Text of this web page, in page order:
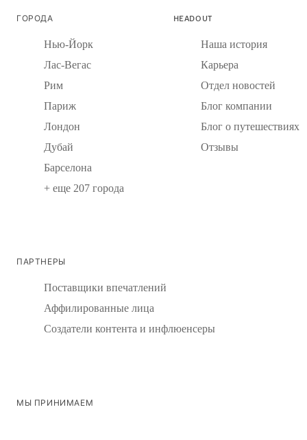
ГОРОДА
Нью-Йорк
Лас-Вегас
Рим
Париж
Лондон
Дубай
Барселона
+ еще 207 города
HEADOUT
Наша история
Карьера
Отдел новостей
Блог компании
Блог о путешествиях
Отзывы
ПАРТНЕРЫ
Поставщики впечатлений
Аффилированные лица
Создатели контента и инфлюенсеры
МЫ ПРИНИМАЕМ